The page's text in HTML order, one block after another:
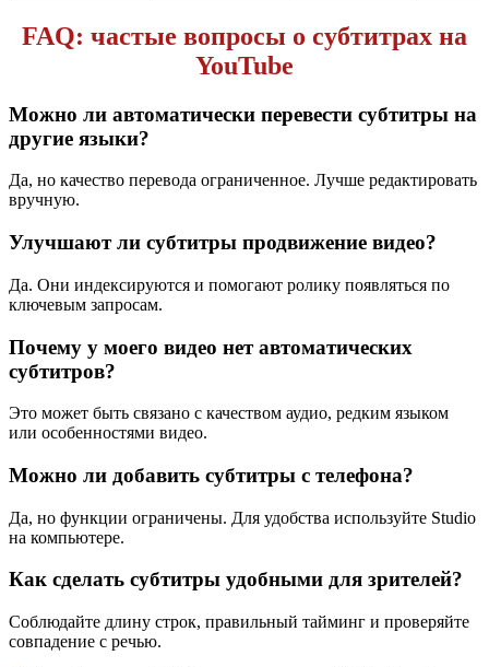
FAQ: частые вопросы о субтитрах на
YouTube
Можно ли автоматически перевести субтитры на
другие языки?
Да, но качество перевода ограниченное. Лучше редактировать
вручную.
Улучшают ли субтитры продвижение видео?
Да. Они индексируются и помогают ролику появляться по
ключевым запросам.
Почему у моего видео нет автоматических
субтитров?
Это может быть связано с качеством аудио, редким языком
или особенностями видео.
Можно ли добавить субтитры с телефона?
Да, но функции ограничены. Для удобства используйте Studio
на компьютере.
Как сделать субтитры удобными для зрителей?
Соблюдайте длину строк, правильный тайминг и проверяйте
совпадение с речью.